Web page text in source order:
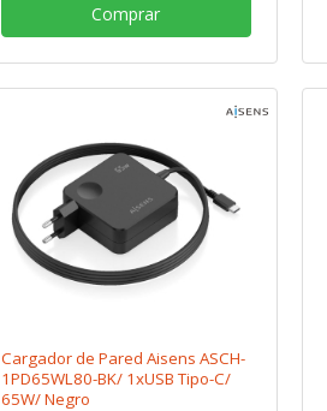
Comprar
Cargador de Pared Aisens ASCH-
1PD65WL80-BK/ 1xUSB Tipo-C/
65W/ Negro